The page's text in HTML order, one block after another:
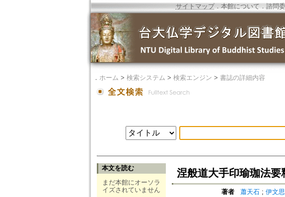
サイトマップ．本館について ． 諮問
． ホーム > 検索システム > 検索エンジン > 書誌の詳細内容
本文を読む
まだ本館にオーソラ
イズされていません
涅般道大手印瑜珈法要
著者 蕭天石; 伊文